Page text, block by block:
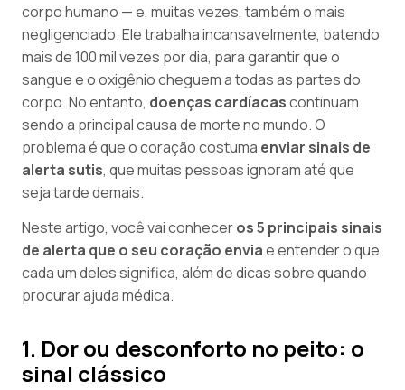
corpo humano — e, muitas vezes, também o mais
negligenciado. Ele trabalha incansavelmente, batendo
mais de 100 mil vezes por dia, para garantir que o
sangue e o oxigênio cheguem a todas as partes do
corpo. No entanto, doenças cardíacascontinuam
sendo a principal causa de morte no mundo. O
problema é que o coração costuma enviar sinais de
alerta sutis, que muitas pessoas ignoram até que
seja tarde demais.
Neste artigo, você vai conheceros 5 principais sinais
de alerta que o seu coração enviae entender o que
cada um deles significa, além de dicas sobre quando
procurar ajuda médica.
1. Dor ou desconforto no peito: o
sinal clássico